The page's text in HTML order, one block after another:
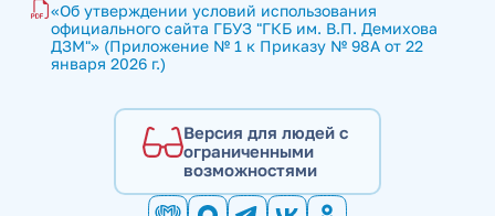
«Об утверждении условий использования
официального сайта ГБУЗ "ГКБ им. В.П. Демихова
ДЗМ"» (Приложение № 1 к Приказу № 98А от 22
января 2026 г.)
Версия для людей с
ограниченными
возможностями